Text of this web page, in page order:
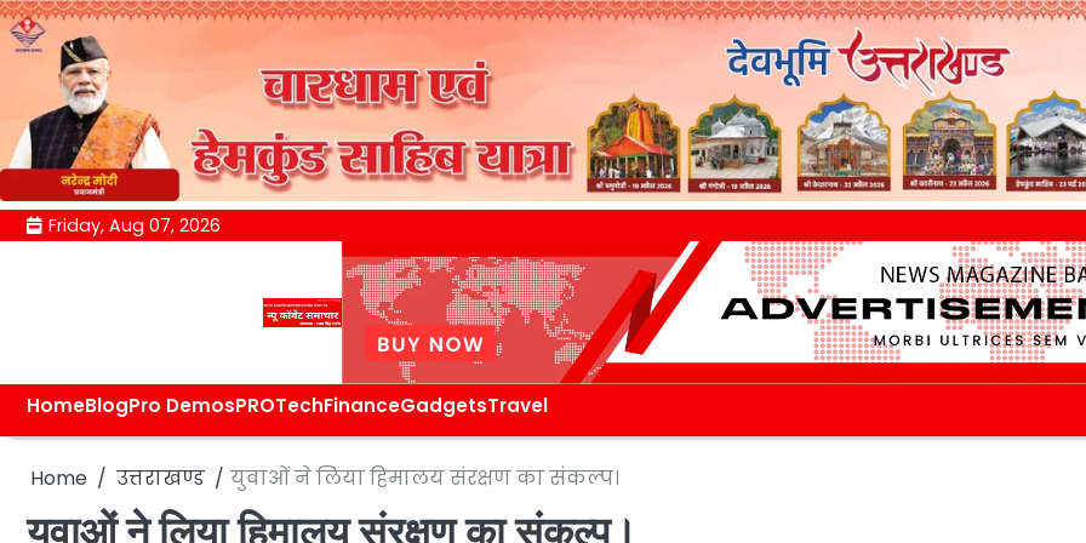
Skip Friday, Aug 07, 2026
HomeBlogPro DemosPROTechFinanceGadgetsTravel
Home उत्तराखण्ड युवाओं ने लिया हिमालय संरक्षण का संकल्प।
युवाओं ने लिया हिमालय संरक्षण का संकल्प।